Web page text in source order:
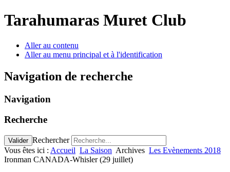
Tarahumaras Muret Club
Aller au contenu
Aller au menu principal et à l'identification
Navigation de recherche
Navigation
Recherche
Valider Rechercher
Vous êtes ici : Accueil La Saison Archives Les Evènements 2018
Ironman CANADA-Whisler (29 juillet)